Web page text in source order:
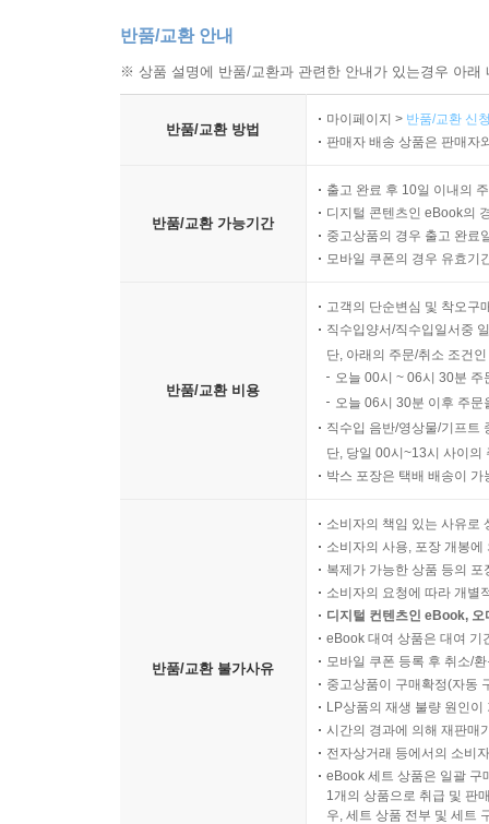
반품/교환 안내
※ 상품 설명에 반품/교환과 관련한 안내가 있는경우 아
반품/교환 방법
마이페이지 > 반품/교환 신
판매자 배송 상품은 판매자
반품/교환 가능기간
출고 완료 후 10일 이내의
디지털 콘텐츠인 eBook의
중고상품의 경우 출고 완료
모바일 쿠폰의 경우 유효기
반품/교환 비용
고객의 단순변심 및 착오구
직수입양서/직수입일서중
단, 아래의 주문/취소 조건
오늘 00시 ~ 06시 30분
오늘 06시 30분 이후 주
직수입 음반/영상물/기프트
단, 당일 00시~13시 사이의
박스 포장은 택배 배송이
반품/교환 불가사유
소비자의 책임 있는 사유로
소비자의 사용, 포장 개봉
복제가 가능한 상품 등의
소비자의 요청에 따라 개별
디지털 컨텐츠인 eBook,
eBook 대여 상품은 대여 기
모바일 쿠폰 등록 후 취소/
중고상품이 구매확정(자동
LP상품의 재생 불량 원인
시간의 경과에 의해 재판매
전자상거래 등에서의 소비
eBook 세트 상품은 일괄 구
1개의 상품으로 취급 및 판
우, 세트 상품 전부 및 세트